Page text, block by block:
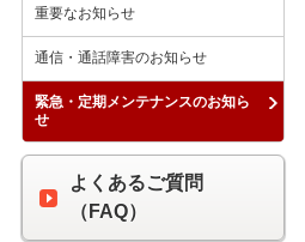
重要なお知らせ
通信・通話障害のお知らせ
緊急・定期メンテナンスのお知ら
せ
よくあるご質問
（FAQ）